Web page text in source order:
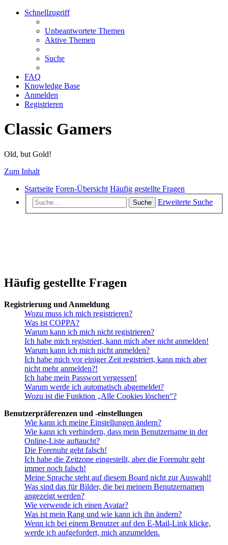
Schnellzugriff
Unbeantwortete Themen
Aktive Themen
Suche
FAQ
Knowledge Base
Anmelden
Registrieren
Classic Gamers
Old, but Gold!
Zum Inhalt
Startseite Foren-Übersicht Häufig gestellte Fragen
Suche Erweiterte Suche
Häufig gestellte Fragen
Registrierung und Anmeldung
Wozu muss ich mich registrieren?
Was ist COPPA?
Warum kann ich mich nicht registrieren?
Ich habe mich registriert, kann mich aber nicht anmelden!
Warum kann ich mich nicht anmelden?
Ich habe mich vor einiger Zeit registriert, kann mich aber
nicht mehr anmelden?!
Ich habe mein Passwort vergessen!
Warum werde ich automatisch abgemeldet?
Wozu ist die Funktion „Alle Cookies löschen“?
Benutzerpräferenzen und -einstellungen
Wie kann ich meine Einstellungen ändern?
Wie kann ich verhindern, dass mein Benutzername in der
Online-Liste auftaucht?
Die Forenuhr geht falsch!
Ich habe die Zeitzone eingestellt, aber die Forenuhr geht
immer noch falsch!
Meine Sprache steht auf diesem Board nicht zur Auswahl!
Was sind das für Bilder, die bei meinem Benutzernamen
angezeigt werden?
Wie verwende ich einen Avatar?
Was ist mein Rang und wie kann ich ihn ändern?
Wenn ich bei einem Benutzer auf den E-Mail-Link klicke,
werde ich aufgefordert, mich anzumelden.